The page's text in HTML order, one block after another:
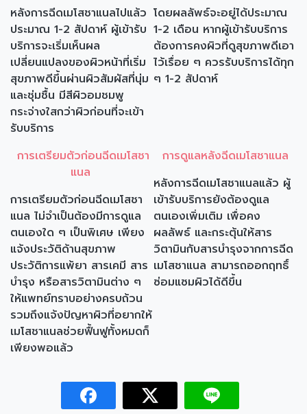
หลังการฉีดเมโสชาแนลไปแล้ว
ประมาณ 1-2 สัปดาห์ ผู้เข้ารับ
บริการจะเริ่มเห็นผล
เปลี่ยนแปลงของผิวหน้าที่เริ่ม
สุขภาพดีขึ้นผ่านผิวสัมผัสที่นุ่ม
และชุ่มชื้น มีสีผิวอมชมพู
กระจ่างใสกว่าผิวก่อนที่จะเข้า
รับบริการ
โดยผลลัพธ์จะอยู่ได้ประมาณ
1-2 เดือน หากผู้เข้ารับบริการ
ต้องการคงผิวที่ดูสุขภาพดีเอา
ไว้เรื่อย ๆ ควรรับบริการได้ทุก
ๆ 1-2 สัปดาห์
การเตรียมตัวก่อนฉีดเมโสชา
แนล
การเตรียมตัวก่อนฉีดเมโสชา
แนล ไม่จำเป็นต้องมีการดูแล
ตนเองใด ๆ เป็นพิเศษ เพียง
แจ้งประวัติด้านสุขภาพ
ประวัติการแพ้ยา สารเคมี สาร
บำรุง หรือสารวิตามินต่าง ๆ
ให้แพทย์ทราบอย่างครบถ้วน
รวมถึงแจ้งปัญหาผิวที่อยากให้
เมโสชาแนลช่วยฟื้นฟูทั้งหมดก็
เพียงพอแล้ว
การดูแลหลังฉีดเมโสชาแนล
หลังการฉีดเมโสชาแนลแล้ว ผู้
เข้ารับบริการยังต้องดูแล
ตนเองเพิ่มเติม เพื่อคง
ผลลัพธ์ และกระตุ้นให้สาร
วิตามินกับสารบำรุงจากการฉีด
เมโสชาแนล สามารถออกฤทธิ์
ซ่อมแซมผิวได้ดีขึ้น